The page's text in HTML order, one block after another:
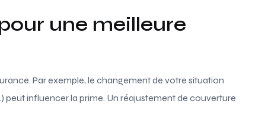
une meilleure
Par exemple, le changement de votre situation
influencer la prime. Un réajustement de couverture